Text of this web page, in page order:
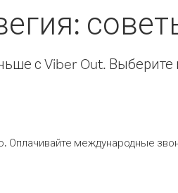
с Viber Out.
Оплачивайте международные